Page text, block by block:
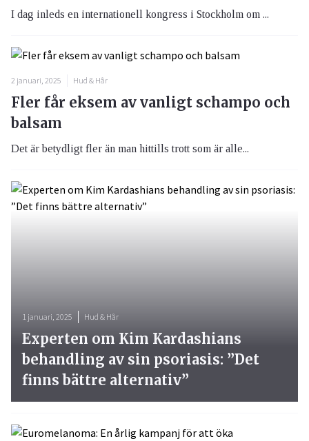
I dag inleds en internationell kongress i Stockholm om ...
2 januari, 2025 Hud & Hår
Fler får eksem av vanligt schampo och
balsam
Det är betydligt fler än man hittills trott som är alle...
1 januari, 2025 Hud & Hår
Experten om Kim Kardashians
behandling av sin psoriasis: ”Det
finns bättre alternativ”